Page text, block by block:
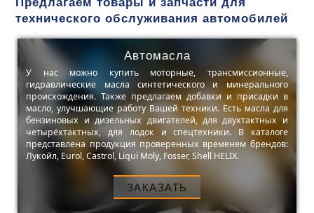
Предлагаем товары и запчасти для
технического обслуживания автомобилей
Автомасла
У нас можно купить моторные, трансмиссионные,
гидравлические масла синтетического и минерального
происхождения. Также предлагаем добавки и присадки в
масло, улучшающие работу Вашей техники. Есть масла для
бензиновых и дизельных двигателей, для двухтактных и
четырёхтактных, для лодок и спецтехники. В каталоге
представлена продукция проверенных временем брендов:
Лукойл, Eurol, Castrol, Liqui Moly, Fosser, Shell HELIX.
ЗАКАЗАТЬ